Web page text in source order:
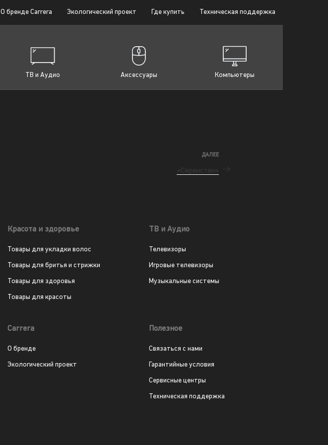
О бренде Carrera Экологический проект Где купить Техническая поддержка
ТВ и Аудио Аксессуары Компьютеры
ДАЛЕЕ
Красота и здоровье
Товары для укладки волос
Товары для бритья и стрижки
Товары для здоровья
Товары для красоты
ТВ и Аудио
Телевизоры
Игровые телевизоры
Музыкальные системы
Carrera
О бренде
Экологический проект
Полезное
Связаться с нами
Гарантийные условия
Сервисные центры
Техническая поддержка